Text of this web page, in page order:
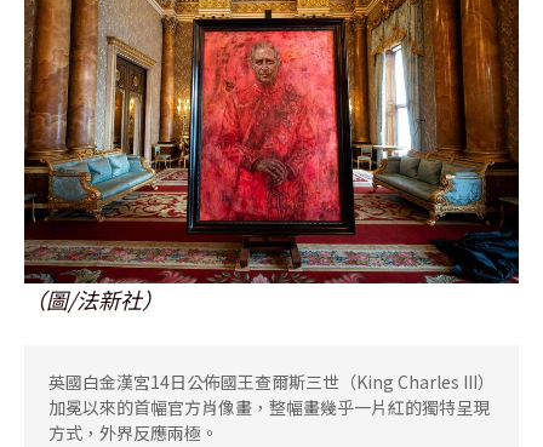
（圖/法新社）
英國白金漢宮14日公佈國王查爾斯三世（King Charles III）
加冕以來的首幅官方肖像畫，整幅畫幾乎一片紅的獨特呈現
方式，外界反應兩極。